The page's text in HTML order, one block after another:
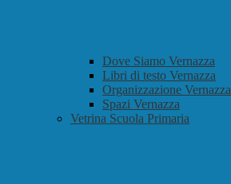
Dove Siamo Vernazza
Libri di testo Vernazza
Organizzazione Vernazza
Spazi Vernazza
Vetrina Scuola Primaria